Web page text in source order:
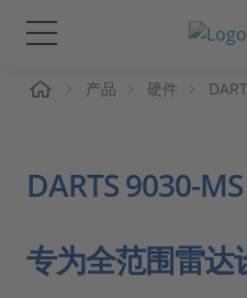
解决方案&产品
产品 硬件
DARTS 9030-MS
专为全范围雷达